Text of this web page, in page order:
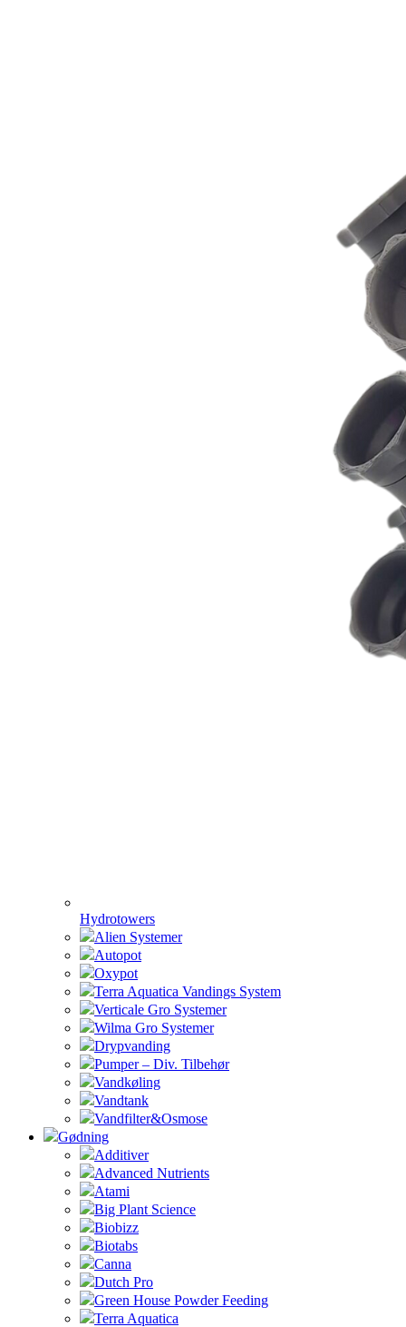
Hydrotowers
Alien Systemer
Autopot
Oxypot
Terra Aquatica Vandings System
Verticale Gro Systemer
Wilma Gro Systemer
Drypvanding
Pumper – Div. Tilbehør
Vandkøling
Vandtank
Vandfilter&Osmose
Gødning
Additiver
Advanced Nutrients
Atami
Big Plant Science
Biobizz
Biotabs
Canna
Dutch Pro
Green House Powder Feeding
Terra Aquatica